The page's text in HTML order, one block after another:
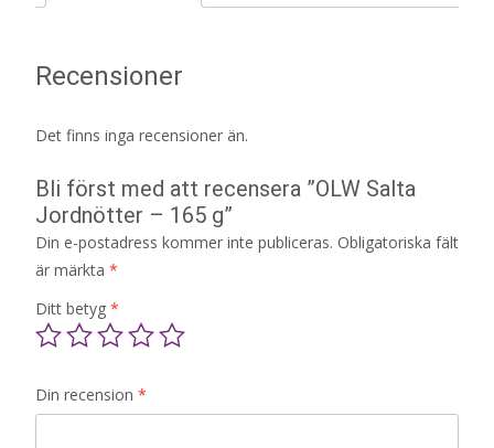
Recensioner
Det finns inga recensioner än.
Bli först med att recensera ”OLW Salta
Jordnötter – 165 g”
Din e-postadress kommer inte publiceras. Obligatoriska fält
är märkta *
Ditt betyg *
Din recension *